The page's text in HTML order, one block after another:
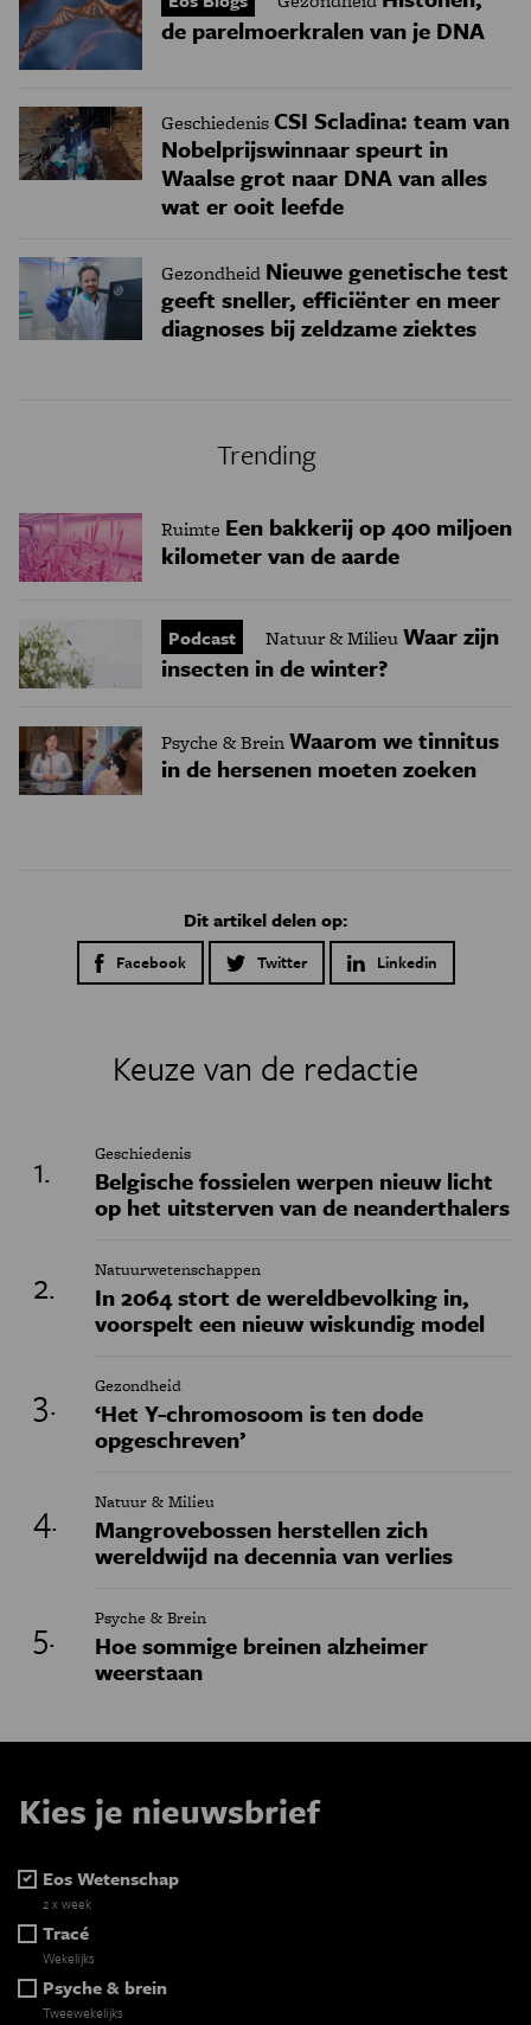
de parelmoerkralen van je DNA
GeschiedenisCSI Scladina: team van
Nobelprijswinnaar speurt in
Waalse grot naar DNA van alles
wat er ooit leefde
Gezondheid Nieuwe genetische test
geeft sneller, efficiënter en meer
diagnoses bij zeldzame ziektes
Trending
Ruimte Een bakkerij op 400 miljoen
kilometer van de aarde
Podcast Natuur & MilieuWaar zijn
insecten in de winter?
Psyche & BreinWaarom we tinnitus
in de hersenen moeten zoeken
Dit artikel delen op:
Facebook Twitter Linkedin
Keuze van de redactie
Geschiedenis
Belgische fossielen werpen nieuw licht
op het uitsterven van de neanderthalers
Natuurwetenschappen
In 2064 stort de wereldbevolking in,
voorspelt een nieuw wiskundig model
Gezondheid
‘Het Y-chromosoom is ten dode
opgeschreven’
Natuur & Milieu
Mangrovebossen herstellen zich
wereldwijd na decennia van verlies
Psyche & Brein
Hoe sommige breinen alzheimer
weerstaan
Kies je nieuwsbrief
Eos Wetenschap
2 x week
Tracé
Wekelijks
Psyche & brein
Tweewekelijks